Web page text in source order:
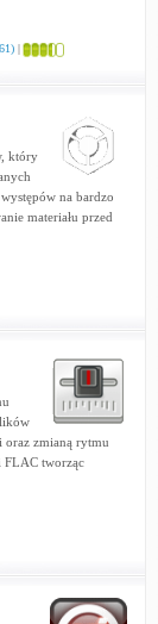
|
który
na bardzo
materiału przed
oraz zmianą rytmu
FLAC tworząc